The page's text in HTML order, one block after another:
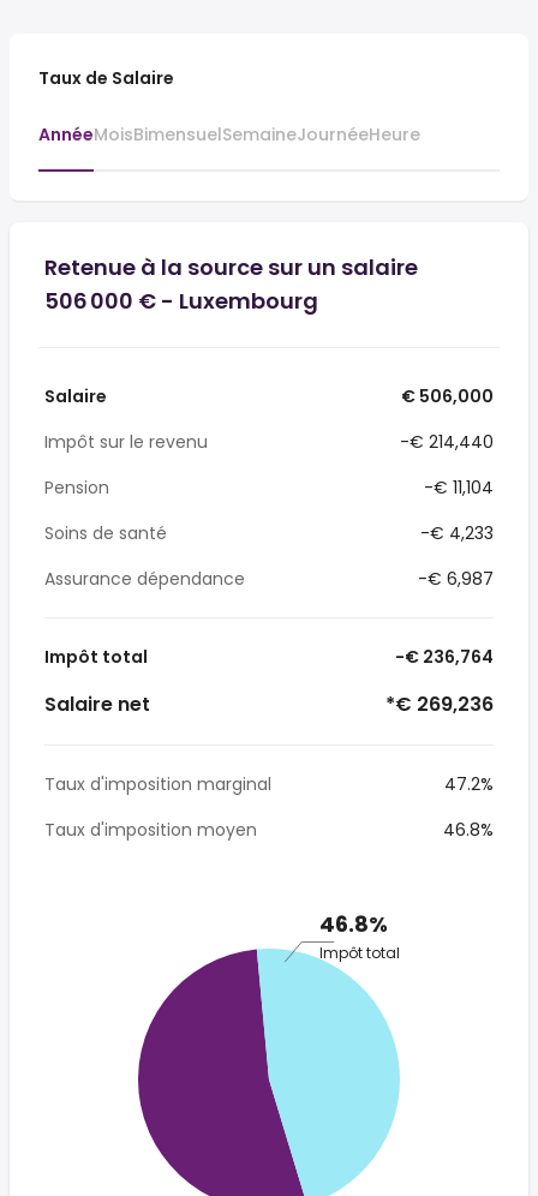
Taux de Salaire
AnnéeMoisBimensuelSemaineJournéeHeure
Retenue à la source sur un salaire
506 000 € - Luxembourg
Salaire
€ 506,000
Impôt sur le revenu
-€ 214,440
Pension
-€ 11,104
Soins de santé
-€ 4,233
Assurance dépendance
-€ 6,987
Impôt total -€ 236,764
Salaire net *€ 269,236
Taux d'imposition marginal
47.2%
Taux d'imposition moyen
46.8%
46.8%
Impôt total